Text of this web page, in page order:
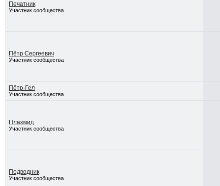
Печатник
Участник сообщества
Пётр Сергеевич
Участник сообщества
Пётр-Гел
Участник сообщества
Плазмид
Участник сообщества
Подводник
Участник сообщества